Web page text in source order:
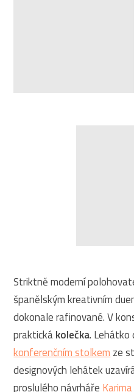
Striktně moderní
španělským kreativním
dokonale rafinované. V
praktickákolečka. Lehátko
konferenčním stolkemze
designových lehátek
proslulého návrháře